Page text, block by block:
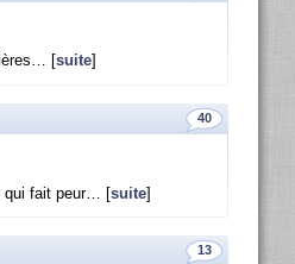
[ suite
40
qui fait peur… [suite]
13